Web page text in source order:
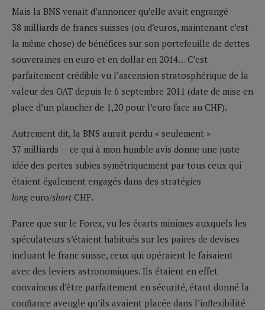
Mais la BNS venait d’annoncer qu’elle avait engrangé
38 milliards de francs suisses (ou d’euros, maintenant c’est
la même chose) de bénéfices sur son portefeuille de dettes
souveraines en euro et en dollar en 2014… C’est
parfaitement crédible vu l’ascension stratosphérique de la
valeur des OAT depuis le 6 septembre 2011 (date de mise en
place d’un plancher de 1,20 pour l’euro face au CHF).
Autrement dit, la BNS aurait perdu « seulement »
37 milliards — ce qui à mon humble avis donne une juste
idée des pertes subies symétriquement par tous ceux qui
étaient également engagés dans des stratégies
longeuro/short CHF.
Parce que sur le Forex, vu les écarts minimes auxquels les
spéculateurs s’étaient habitués sur les paires de devises
incluant le franc suisse, ceux qui opéraient le faisaient
avec des leviers astronomiques. Ils étaient en effet
convaincus d’être parfaitement en sécurité, étant donné la
confiance aveugle qu’ils avaient placée dans l’inflexibilité